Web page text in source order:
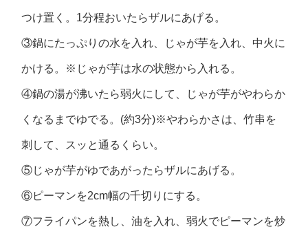
つけ置く。1分程おいたらザルにあげる。
③鍋にたっぷりの水を入れ、じゃが芋を入れ、中火に
かける。※じゃが芋は水の状態から入れる。
④鍋の湯が沸いたら弱火にして、じゃが芋がやわらか
くなるまでゆでる。(約3分)※やわらかさは、竹串を
刺して、スッと通るくらい。
⑤じゃが芋がゆであがったらザルにあげる。
⑥ピーマンを2cm幅の千切りにする。
⑦フライパンを熱し、油を入れ、弱火でピーマンを炒